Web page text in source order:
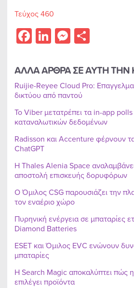
Τεύχος 460
Facebook
LinkedIn
ΑΛΛΑ ΑΡΘΡΑ ΣΕ ΑΥΤΗ ΤΗΝ
Ruijie-Reyee Cloud Pro:
δικτύου από παντού
Το Viber μετατρέπει τα in-app polls
καταναλωτικών δεδομένων
Radisson και Accenture φέρνουν
ChatGPT
Η Thales Alenia Space
αποστολή επισκευής δορυφόρων
Ο Όμιλος CSG παρουσιάζει την
τον εναέριο χώρο
Πυρηνική ενέργεια σε μπαταρίες
Diamond Batteries
ESET και Όμιλος EVC ενώνουν
μπαταρίες
Η Search Magic αποκαλύπτει πώς
επιλέγει προϊόντα